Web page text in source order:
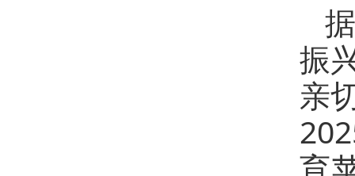
振
亲